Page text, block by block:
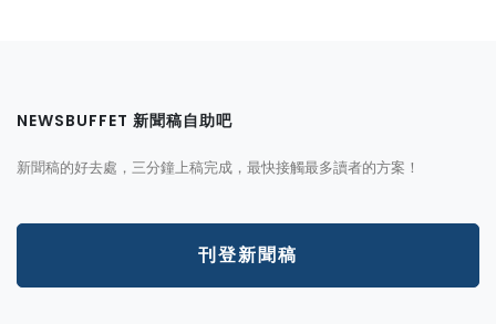
NEWSBUFFET 新聞稿自助吧
新聞稿的好去處，三分鐘上稿完成，最快接觸最多讀者的方案！
刊登新聞稿